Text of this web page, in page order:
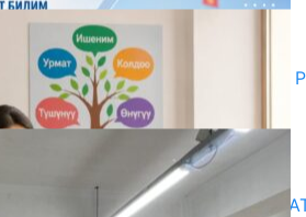
Последние новости
ДЛЯ МЕТОДИСТОВ ЮЖНОГО
НАЧАЛОСЬ ОБУЧЕНИЕ
05.08.2026
В ПРИМЕРНЫЕ ТИПОВЫЕ